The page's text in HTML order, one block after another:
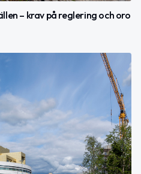
– krav på reglering och oro